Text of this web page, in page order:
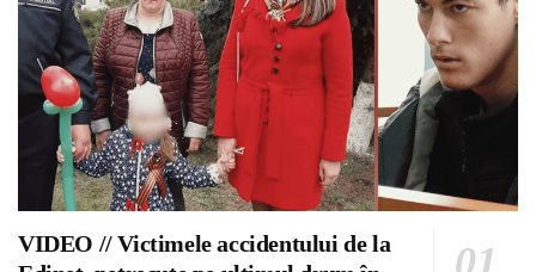
VIDEO // Victimele accidentului de la